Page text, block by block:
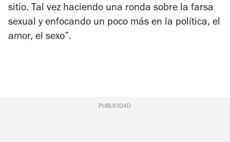
sitio. Tal vez haciendo una ronda sobre la farsa
sexual y enfocando un poco más en la política, el
amor, el sexo”.
PUBLICIDAD